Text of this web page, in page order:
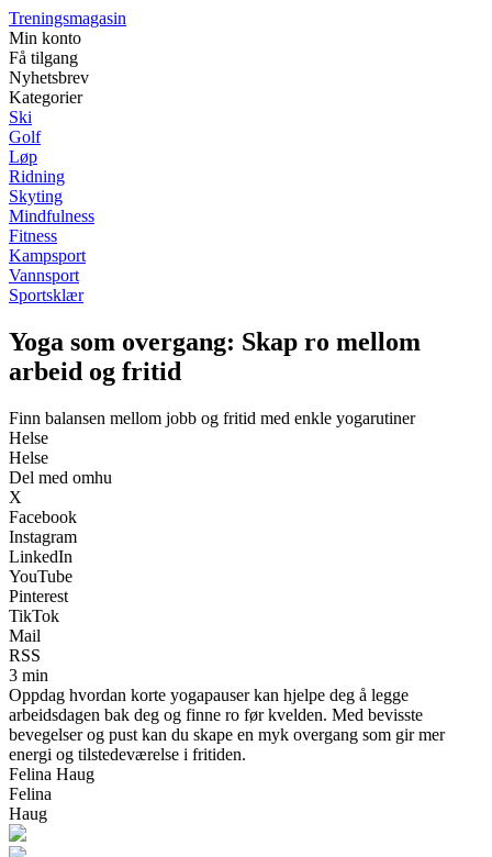
Treningsmagasin
Min konto
Få tilgang
Nyhetsbrev
Kategorier
Ski
Golf
Løp
Ridning
Skyting
Mindfulness
Fitness
Kampsport
Vannsport
Sportsklær
Yoga som overgang: Skap ro mellom
arbeid og fritid
Finn balansen mellom jobb og fritid med enkle yogarutiner
Helse
Helse
Del med omhu
X
Facebook
Instagram
LinkedIn
YouTube
Pinterest
TikTok
Mail
RSS
3 min
Oppdag hvordan korte yogapauser kan hjelpe deg å legge
arbeidsdagen bak deg og finne ro før kvelden. Med bevisste
bevegelser og pust kan du skape en myk overgang som gir mer
energi og tilstedeværelse i fritiden.
Felina Haug
Felina
Haug